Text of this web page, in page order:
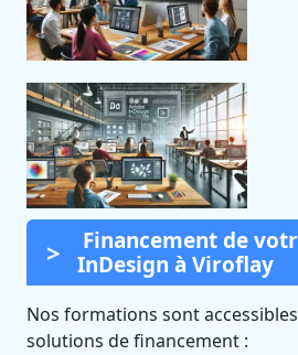
Financement de
InDesign à Viroflay
Nos formations sont
solutions de financement :